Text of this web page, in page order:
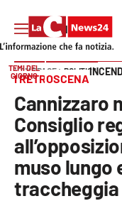
SEZIONI
Cronaca
Politica
Vai
TEMI DEL
GIORNO
HOME PAGE POLITICA
I RETROSCENA
Cannizzaro
Consiglio
muso lungo
traccheggia